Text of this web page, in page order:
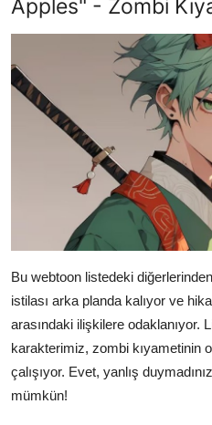
Apples" - Zombi
Bu webtoon listedeki
istilası arka planda kalıyor ve
arasındaki ilişkilere odaklanıyor.
karakterimiz, zombi kıyametinin
çalışıyor. Evet, yanlış
mümkün!